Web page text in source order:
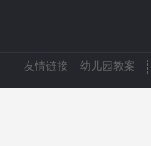
友情链接 幼儿园教案